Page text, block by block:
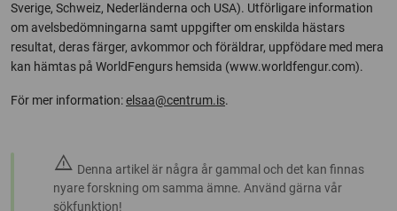
Sverige, Schweiz, Nederländerna och USA). Utförligare information
om avelsbedömningarna samt uppgifter om enskilda hästars
resultat, deras färger, avkommor och föräldrar, uppfödare med mera
kan hämtas på WorldFengurs hemsida (www.worldfengur.com).
För mer information:elsaa@centrum.is.
warning Denna artikel är några år gammal och det kan finnas
nyare forskning om samma ämne. Använd gärna vår
sökfunktion!